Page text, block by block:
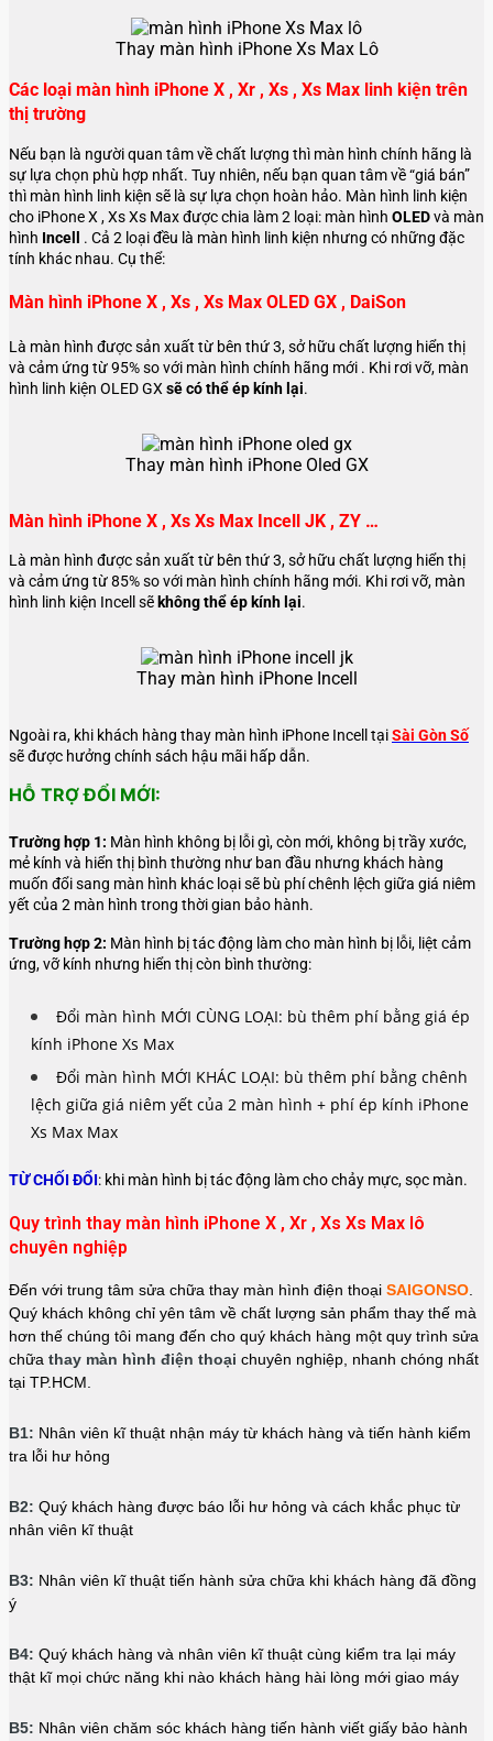
Thay màn hình iPhone Xs Max Lô
Các loại màn hình iPhone X , Xr , Xs , Xs Max linh kiện trên
thị trường
Nếu bạn là người quan tâm về chất lượng thì màn hình chính hãng là
sự lựa chọn phù hợp nhất. Tuy nhiên, nếu bạn quan tâm về “giá bán”
thì màn hình linh kiện sẽ là sự lựa chọn hoàn hảo. Màn hình linh kiện
cho iPhone X , Xs Xs Max được chia làm 2 loại: màn hình OLEDvà màn
hình Incell
. Cả 2 loại đều là màn hình linh kiện nhưng có những đặc
tính khác nhau. Cụ thể:
Màn hình iPhone X , Xs , Xs Max OLED GX , DaiSon
Là màn hình được sản xuất từ bên thứ 3, sở hữu chất lượng hiển thị
và cảm ứng từ 95% so với màn hình chính hãng mới . Khi rơi vỡ, màn
hình linh kiện OLED GXsẽ có thể ép kính lại.
Thay màn hình iPhone Oled GX
Màn hình iPhone X , Xs Xs Max Incell JK , ZY …
Là màn hình được sản xuất từ bên thứ 3, sở hữu chất lượng hiển thị
và cảm ứng từ 85% so với màn hình chính hãng mới. Khi rơi vỡ, màn
hình linh kiện Incell sẽ không thể ép kính lại.
Thay màn hình iPhone Incell
Ngoài ra, khi khách hàng thay màn hình iPhone Incell tạiSài Gòn Số
sẽ được hưởng chính sách hậu mãi hấp dẫn.
HỖ TRỢ ĐỔI MỚI:
Trường hợp 1: Màn hình không bị lỗi gì, còn mới, không bị trầy xước,
mẻ kính và hiển thị bình thường như ban đầu nhưng khách hàng
muốn đổi sang màn hình khác loại sẽ bù phí chênh lệch giữa giá niêm
yết của 2 màn hình trong thời gian bảo hành.
Trường hợp 2: Màn hình bị tác động làm cho màn hình bị lỗi, liệt cảm
ứng, vỡ kính nhưng hiển thị còn bình thường:
Đổi màn hình MỚI CÙNG LOẠI: bù thêm phí bằng giá ép
kính iPhone Xs Max
Đổi màn hình MỚI KHÁC LOẠI: bù thêm phí bằng chênh
lệch giữa giá niêm yết của 2 màn hình + phí ép kính iPhone
Xs Max Max
TỪ CHỐI ĐỔI: khi màn hình bị tác động làm cho chảy mực, sọc màn.
Quy trình thay màn hình iPhone X , Xr , Xs Xs Max lô
chuyên nghiệp
Đến với trung tâm sửa chữa thay màn hình điện thoại SAIGONSO.
Quý khách không chỉ yên tâm về chất lượng sản phẩm thay thế mà
hơn thế chúng tôi mang đến cho quý khách hàng một quy trình sửa
chữa thay màn hình điện thoại chuyên nghiệp, nhanh chóng nhất
tại TP.HCM.
B1: Nhân viên kĩ thuật nhận máy từ khách hàng và tiến hành kiểm
tra lỗi hư hỏng
B2: Quý khách hàng được báo lỗi hư hỏng và cách khắc phục từ
nhân viên kĩ thuật
B3: Nhân viên kĩ thuật tiến hành sửa chữa khi khách hàng đã đồng
ý
B4: Quý khách hàng và nhân viên kĩ thuật cùng kiểm tra lại máy
thật kĩ mọi chức năng khi nào khách hàng hài lòng mới giao máy
B5: Nhân viên chăm sóc khách hàng tiến hành viết giấy bảo hành